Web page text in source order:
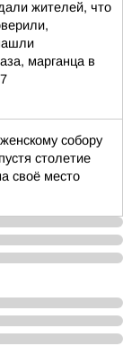
жителей, что
марганца в
собору
столетие
своё место